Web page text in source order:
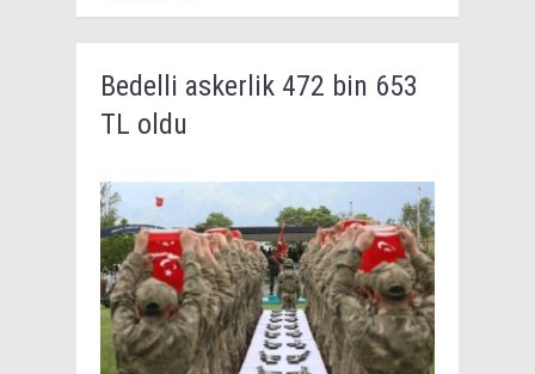
Bedelli askerlik 472 bin 653
TL oldu